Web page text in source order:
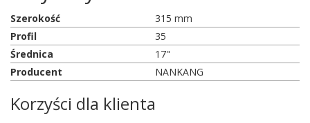
Szerokość
315 mm
Profil
35
Średnica
17"
Producent
NANKANG
Korzyści dla klienta